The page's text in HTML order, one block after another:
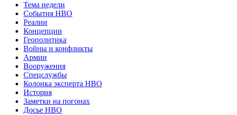
Тема недели
События НВО
Реалии
Концепции
Геополитика
Войны и конфликты
Армии
Вооружения
Спецслужбы
Колонка эксперта НВО
История
Заметки на погонах
Досье НВО